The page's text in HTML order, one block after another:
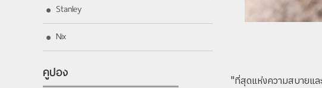
Stanley
Nix
คูปอง "ที่สุดแห่งความสบายแ